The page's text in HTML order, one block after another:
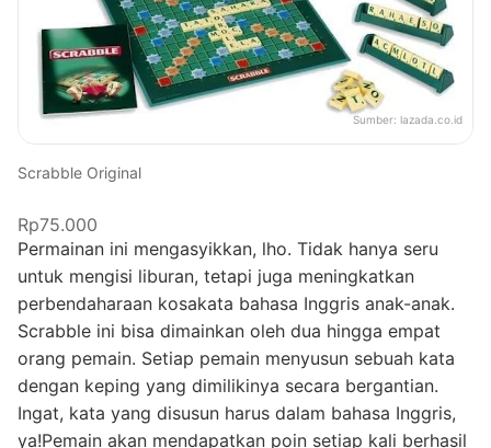
Sumber: lazada.co.id
Scrabble Original
Rp75.000
Permainan ini mengasyikkan, lho. Tidak hanya seru
untuk mengisi liburan, tetapi juga meningkatkan
perbendaharaan kosakata bahasa Inggris anak-anak.
Scrabble ini bisa dimainkan oleh dua hingga empat
orang pemain. Setiap pemain menyusun sebuah kata
dengan keping yang dimilikinya secara bergantian.
Ingat, kata yang disusun harus dalam bahasa Inggris,
ya!Pemain akan mendapatkan poin setiap kali berhasil